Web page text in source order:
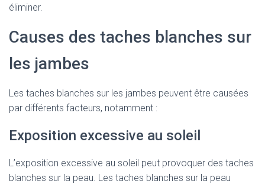
éliminer.
Causes des taches blanches sur
les jambes
Les taches blanches sur les jambes peuvent être causées
par différents facteurs, notamment :
Exposition excessive au soleil
L’exposition excessive au soleil peut provoquer des taches
blanches sur la peau. Les taches blanches sur la peau